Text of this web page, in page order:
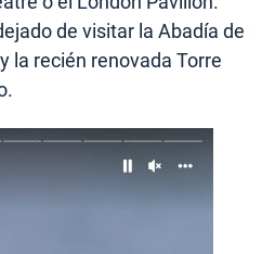
de visitar la Abadía de
la recién renovada Torre